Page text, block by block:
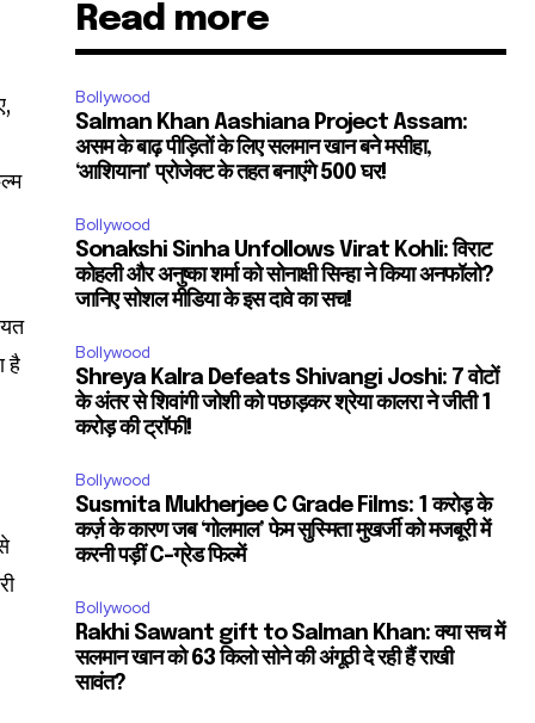
है
Read more
Bollywood
Salman Khan Aashiana Project Assam:
असम के बाढ़ पीड़ितों के लिए सलमान खान बने मसीहा,
‘आशियाना’ प्रोजेक्ट के तहत बनाएंगे 500 घर!
Bollywood
Sonakshi Sinha Unfollows Virat Kohli: विराट
कोहली और अनुष्का शर्मा को सोनाक्षी सिन्हा ने किया अनफॉलो?
जानिए सोशल मीडिया के इस दावे का सच!
Bollywood
Shreya Kalra Defeats Shivangi Joshi: 7 वोटों
के अंतर से शिवांगी जोशी को पछाड़कर श्रेया कालरा ने जीती 1
करोड़ की ट्रॉफी!
Bollywood
Susmita Mukherjee C Grade Films: 1 करोड़ के
कर्ज़ के कारण जब ‘गोलमाल’ फेम सुस्मिता मुखर्जी को मजबूरी में
करनी पड़ीं C-ग्रेड फिल्में
Bollywood
Rakhi Sawant gift to Salman Khan: क्या सच में
सलमान खान को 63 किलो सोने की अंगूठी दे रही हैं राखी
सावंत?